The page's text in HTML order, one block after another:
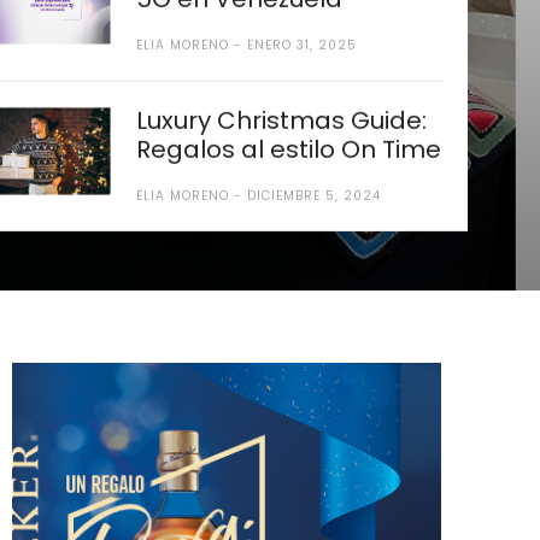
queen
estilo
ELIA MORENO ENERO 31, 2025
Luxury Christmas Guide:
Regalos al estilo On Time
ELIA MORENO DICIEMBRE 5, 2024